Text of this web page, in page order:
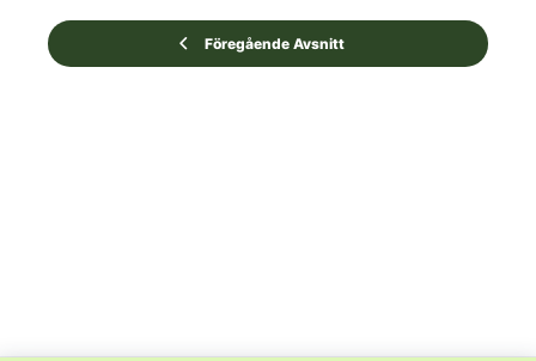
Föregående Avsnitt